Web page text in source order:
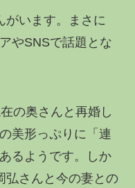
がいます。まさに
やSNSで話題とな
の奥さんと再婚し
美形っぷりに「連
るようです。しか
弘さんと今の妻との